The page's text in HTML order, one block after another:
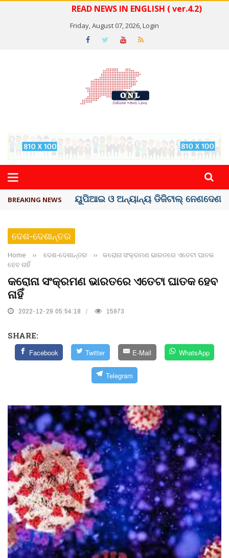
READ NEWS IN ENGLISH ( ver.4.2)
Friday, August 07, 2026,Login
BREAKING NEWS ତଣ୍ଡ ଗଣିବା ମେଟା, ଦେବ ୫ ହଜାର କୋଟିର
ଦେଶ-ଦେଶାନ୍ତର
Home ›› ଦେଶ-ଦେଶାନ୍ତର ››
କରୋନା ସଂକ୍ରମଣ ଭାରତରେ ଏତେଟା ଘାତକ
ହେବ ନାହିଁ
କରୋନା ସଂକ୍ରମଣ ଭାରତରେ ଏତେଟା ଘାତକ ହେବ
ନାହିଁ
2022-12-29 05:54:18 15973
SHARE:
Facebook Twitter E-Mail WhatsApp
Telegram